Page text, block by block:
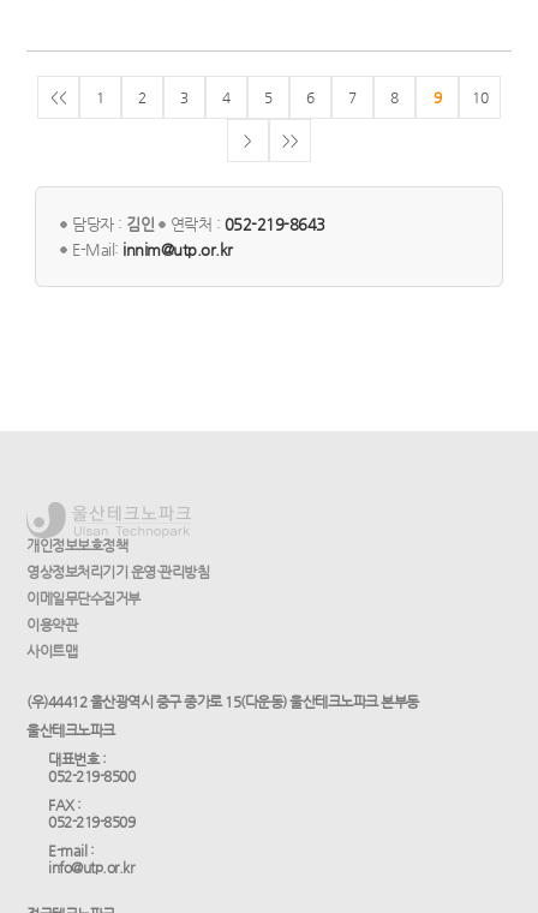
<< 1 2 3 4 5 6 7 8 9 10
> >>
담당자 : 김인 연락처 : 052-219-8643
E-Mail: innim@utp.or.kr
개인정보보호정책
영상정보처리기기 운영·관리방침
이메일무단수집거부
이용약관
사이트맵
(우)44412 울산광역시 중구 종가로 15(다운동) 울산테크노파크 본부동
울산테크노파크
대표번호 :
052-219-8500
FAX :
052-219-8509
E-mail :
info@utp.or.kr